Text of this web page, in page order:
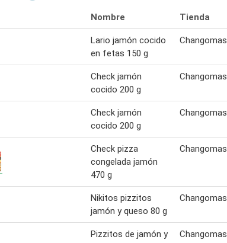
Nombre Tienda
Lario jamón cocido
en fetas 150 g
Changomas
Check jamón
cocido 200 g
Changomas
Check jamón
cocido 200 g
Changomas
Check pizza
congelada jamón
470 g
Changomas
Nikitos pizzitos
jamón y queso 80 g
Changomas
Pizzitos de jamón y
Changomas